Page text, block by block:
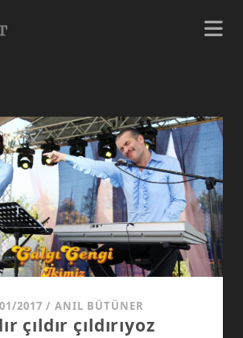
2017 / ANIL BÜTÜNER
çıldır çıldırıyoz